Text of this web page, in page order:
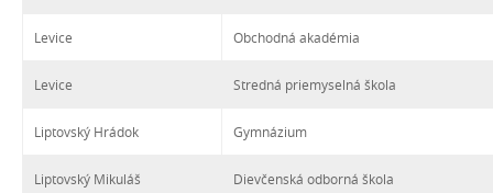
Levice Obchodná akadémia
Levice Stredná priemyselná škola
Liptovský Hrádok Gymnázium
Liptovský Mikuláš Dievčenská odborná škola